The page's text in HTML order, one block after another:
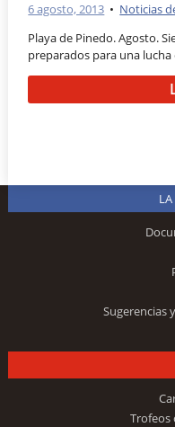
6 agosto, 2013 • Noticias
Playa de Pinedo. Agosto.
preparados para una
Sugerencias
Trofeos